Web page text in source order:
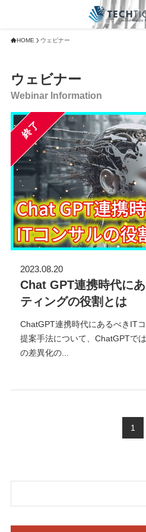
HOME ウェビナー
ウェビナー
Webinar Information
2023.08.20
Chat GPT連携時代に
ティングの役割とは
ChatGPT連携時代にあるべきIT
提案手法について、ChatGPTで
の差異化の...
1